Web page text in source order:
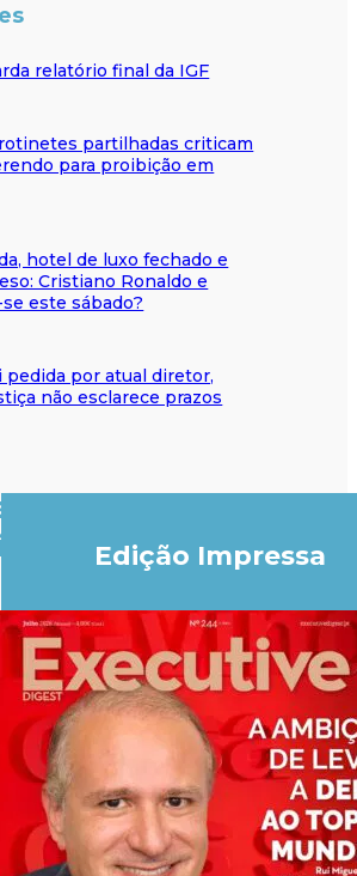
relatório final da IGF
partilhadas criticam
para proibição em
hotel de luxo fechado e
Cristiano Ronaldo e
este sábado?
pedida por atual diretor,
não esclarece prazos
Edição Impressa